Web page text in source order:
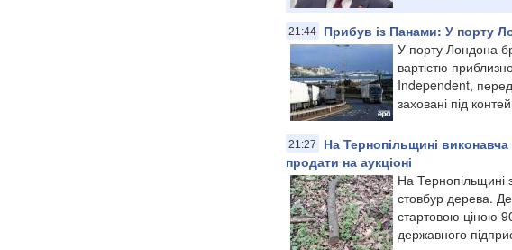
21:44
Прибув із Панами: У порту
У порту Лондона
вартістю
Independent,
заховані під
21:27
На Тернопільщині
продати на аукціоні
На Тернопільщині
стовбур дерева.
стартовою ціною
державного